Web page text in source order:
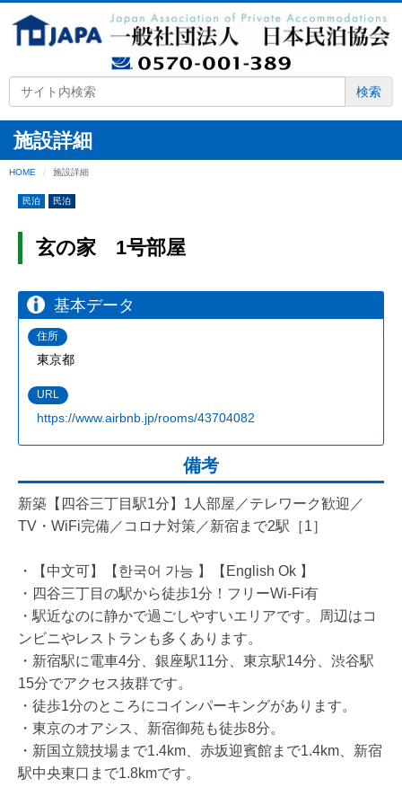
検索
施設詳細
HOME 施設詳細
民泊 民泊
玄の家 1号部屋
基本データ
住所
東京都
URL
https://www.airbnb.jp/rooms/43704082
備考
新築【四谷三丁目駅1分】1人部屋／テレワーク歓迎／
TV・WiFi完備／コロナ対策／新宿まで2駅［1］
・【中文可】【한국어 가능 】【English Ok 】
・四谷三丁目の駅から徒歩1分！フリーWi-Fi有
・駅近なのに静かで過ごしやすいエリアです。周辺はコ
ンビニやレストランも多くあります。
・新宿駅に電車4分、銀座駅11分、東京駅14分、渋谷駅
15分でアクセス抜群です。
・徒歩1分のところにコインパーキングがあります。
・東京のオアシス、新宿御苑も徒歩8分。
・新国立競技場まで1.4km、赤坂迎賓館まで1.4km、新宿
駅中央東口まで1.8kmです。